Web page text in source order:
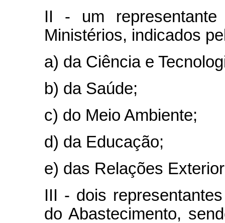
II - um
Ministérios, indicados
a) da Ciência e
b) da Saúde;
c) do Meio Ambiente;
d) da Educação;
e) das Relações
III - dois
do Abastecimento,